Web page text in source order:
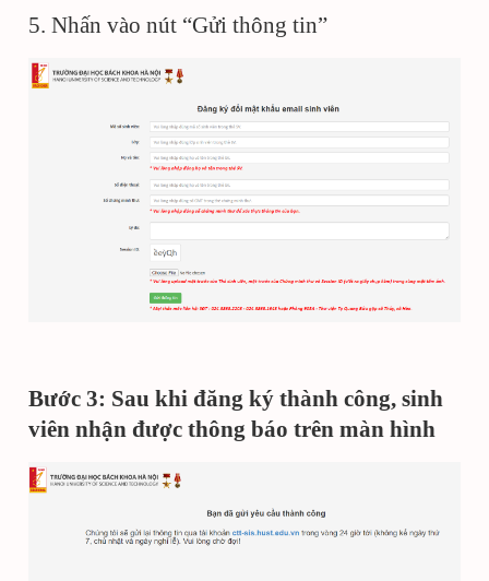
5. Nhấn vào nút “Gửi thông tin”
Bước 3: Sau khi đăng ký thành công, sinh
viên nhận được thông báo trên màn hình